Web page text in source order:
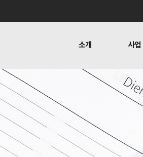
소개
함께하는 사람들 오시는
사업
반헌법행위자열전편찬
사항 언론보도 뉴스레터
하기 1:1질문
링크
사업
교육 · 연구
반헌법행위자열전편찬
캠페인
소식
공지사항